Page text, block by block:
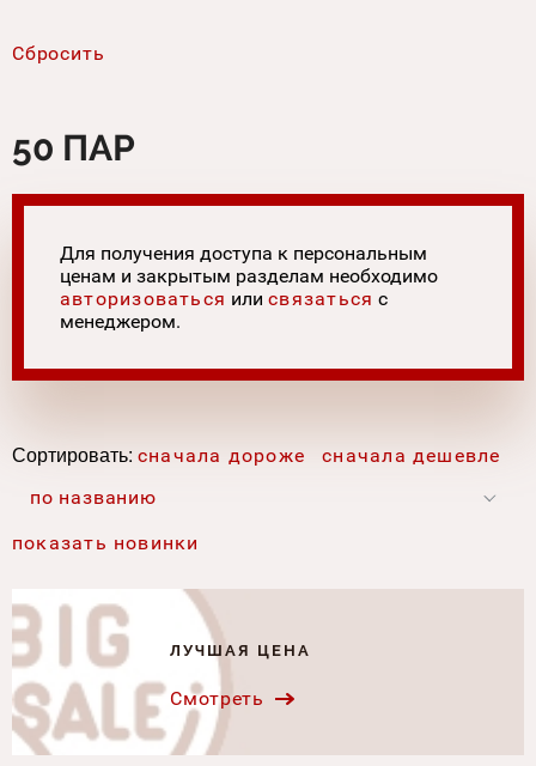
50 ПАР
Для получения доступа к персональным
ценам и закрытым разделам необходимо
авторизоваться илисвязаться с
менеджером.
Сортировать: сначала дороже
сначала дешевле
по названию
показать новинки
ЛУЧШАЯ ЦЕНА
Смотреть